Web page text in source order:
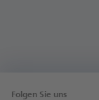
Folgen Sie uns